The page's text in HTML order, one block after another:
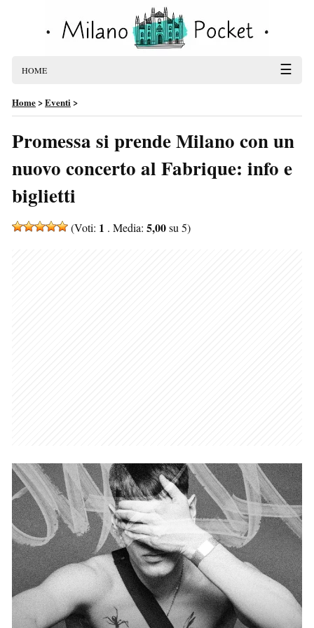
HOME ☰
Home>Eventi>
Promessa si prende Milano con un
nuovo concerto al Fabrique: info e
biglietti
(Voti: 1 . Media: 5,00su 5)